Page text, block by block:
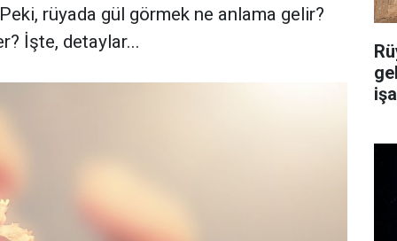
rüyada gül görmek ne anlama gelir?
İşte, detaylar...